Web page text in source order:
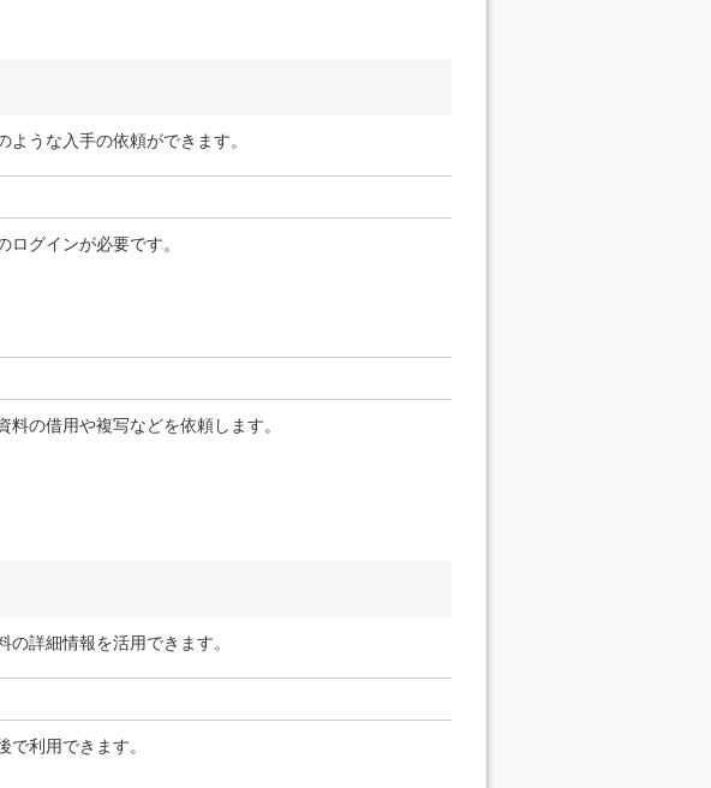
うな入手の依頼ができます。
グインが必要です。
の借用や複写などを依頼します。
詳細情報を活用できます。
利用できます。